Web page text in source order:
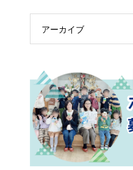
アーカイブ